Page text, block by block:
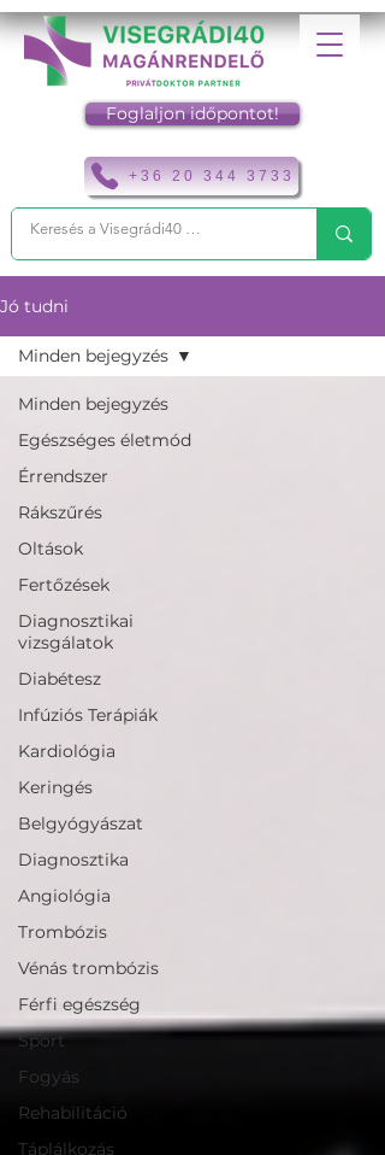
+36 20 344 3733
Foglaljon időpontot!
Jó tudni
Minden bejegyzés
Egészséges életmód
Érrendszer
Rákszűrés
Oltások
Fertőzések
Diagnosztikai
vizsgálatok
Diabétesz
Infúziós Terápiák
Kardiológia
Keringés
Belgyógyászat
Diagnosztika
Angiológia
Trombózis
Vénás trombózis
Férfi egészség
Sport
Fogyás
Rehabilitáció
Táplálkozás
Minden bejegyzés